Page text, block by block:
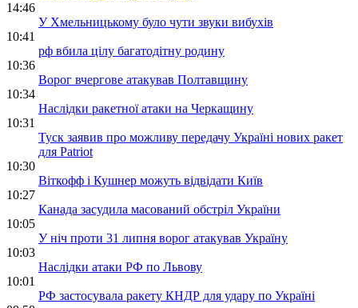
14:46
У Хмельницькому було чути звуки вибухів
10:41
рф вбила цілу багатодітну родину
10:36
Ворог вчергове атакував Полтавщину
10:34
Наслідки ракетної атаки на Черкащину
10:31
Туск заявив про можливу передачу Україні нових ракет
для Patriot
10:30
Віткофф і Кушнер можуть відвідати Київ
10:27
Канада засудила масований обстріл України
10:05
У ніч проти 31 липня ворог атакував Україну
10:03
Наслідки атаки РФ по Львову
10:01
РФ застосувала ракету КНДР для удару по Україні